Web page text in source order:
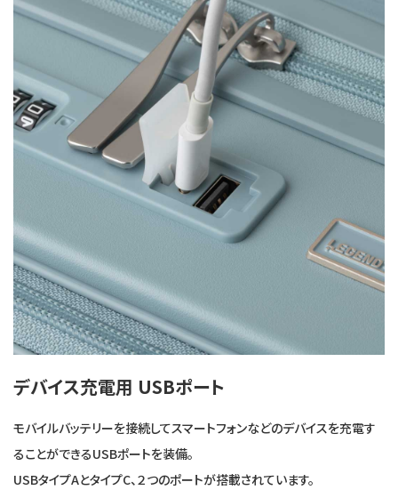
デバイス充電用 USBポート
モバイルバッテリーを接続してスマートフォンなどのデバイスを充電す
ることができるUSBポートを装備。
USBタイプAとタイプC、２つのポートが搭載されています。